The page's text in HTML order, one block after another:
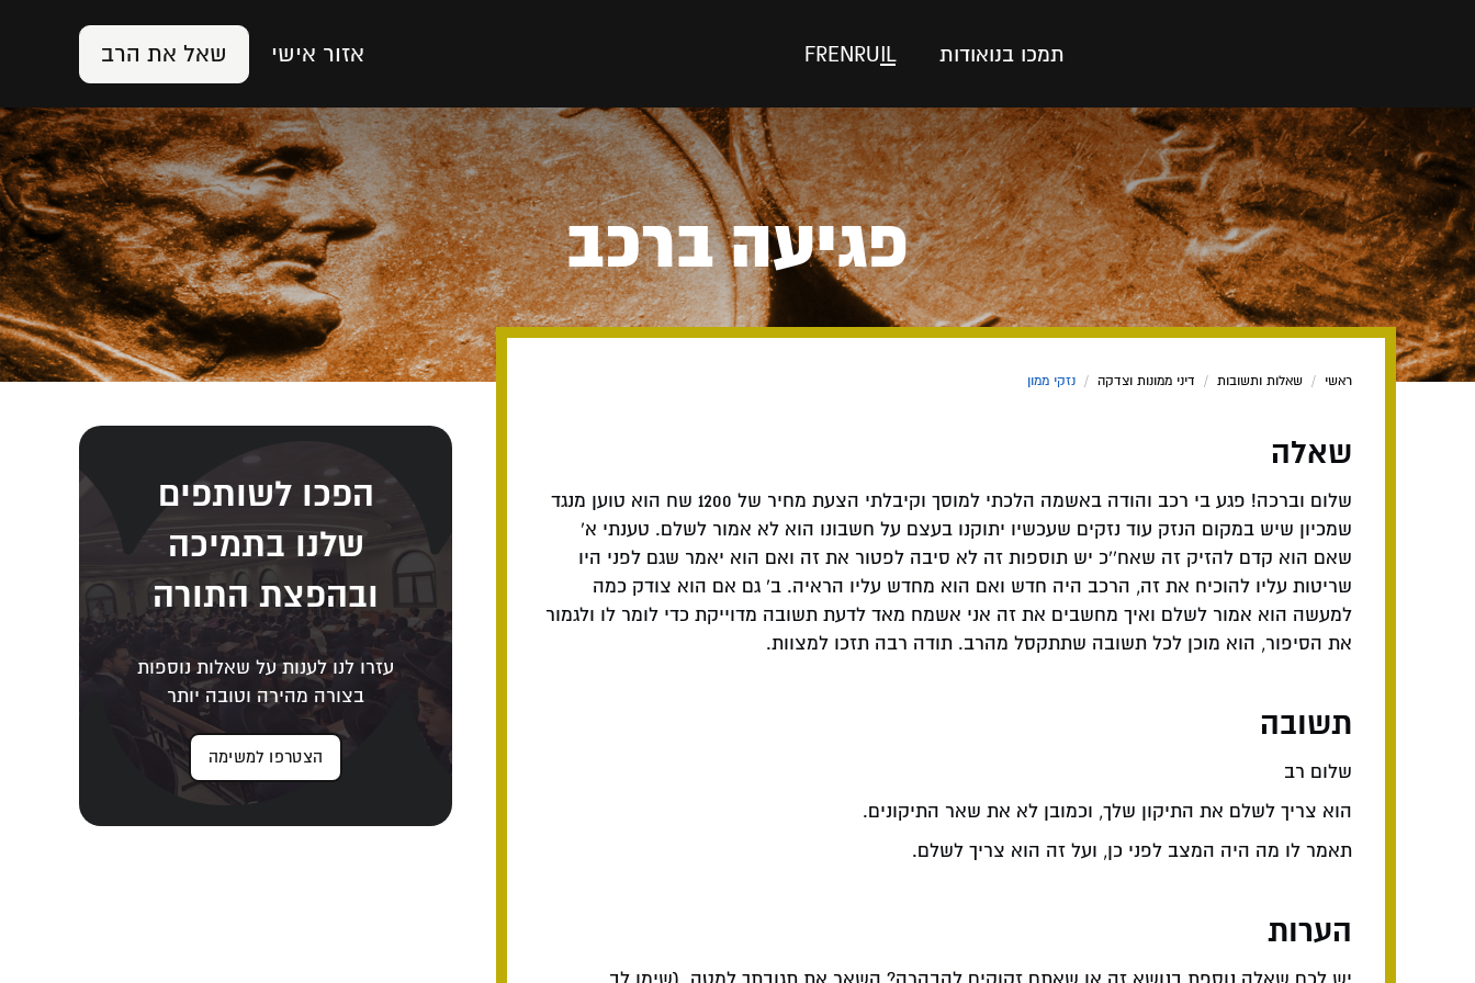
תמכו בנואודות IL
RU
EN
FR אזור אישי שאל את הרב
פגיעה ברכב
ראשי / שאלות ותשובות / דיני ממונות וצדקה / נזקי ממון
שאלה
שלום וברכה! פגע בי רכב והודה באשמה הלכתי למוסך וקיבלתי הצעת מחיר של 1200 שח הוא טוען מנגד
שמכיון שיש במקום הנזק עוד נזקים שעכשיו יתוקנו בעצם על חשבונו הוא לא אמור לשלם. טענתי א'
שאם הוא קדם להזיק זה שאח''כ יש תוספות זה לא סיבה לפטור את זה ואם הוא יאמר שגם לפני היו
שריטות עליו להוכיח את זה, הרכב היה חדש ואם הוא מחדש עליו הראיה. ב' גם אם הוא צודק כמה
למעשה הוא אמור לשלם ואיך מחשבים את זה אני אשמח מאד לדעת תשובה מדוייקת כדי לומר לו ולגמור
את הסיפור, הוא מוכן לכל תשובה שתתקסל מהרב. תודה רבה תזכו למצוות.
תשובה
שלום רב
הוא צריך לשלם את התיקון שלך, וכמובן לא את שאר התיקונים.
תאמר לו מה היה המצב לפני כן, ועל זה הוא צריך לשלם.
הערות
הפכו לשותפים
שלנו בתמיכה
ובהפצת התורה
עזרו לנו לענות על שאלות נוספות
בצורה מהירה וטובה יותר
הצטרפו למשימה